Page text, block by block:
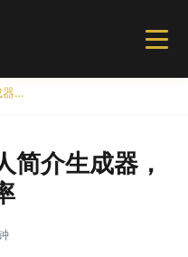
免费Instagram个人简介生成器，提升个人资料互动率
介生成器，